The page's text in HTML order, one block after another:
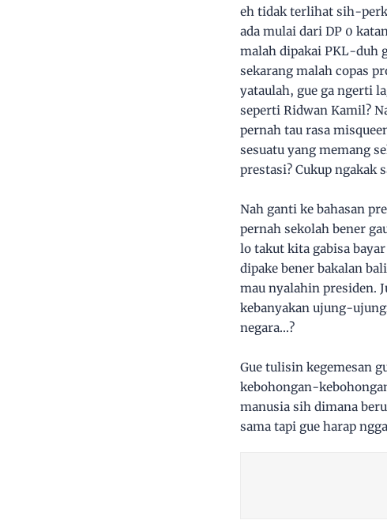
eh tidak terlihat sih-
ada mulai dari DP 0
malah dipakai PKL-duh
sekarang malah copas
yataulah, gue ga ngerti
seperti Ridwan Kamil?
pernah tau rasa
sesuatu yang memang
prestasi? Cukup ngakak
Nah ganti ke bahasan
pernah sekolah bener
lo takut kita gabisa
dipake bener bakalan
mau nyalahin presiden.
kebanyakan ujung-
negara...?
Gue tulisin kegemesan
kebohongan-
manusia sih dimana
sama tapi gue harap